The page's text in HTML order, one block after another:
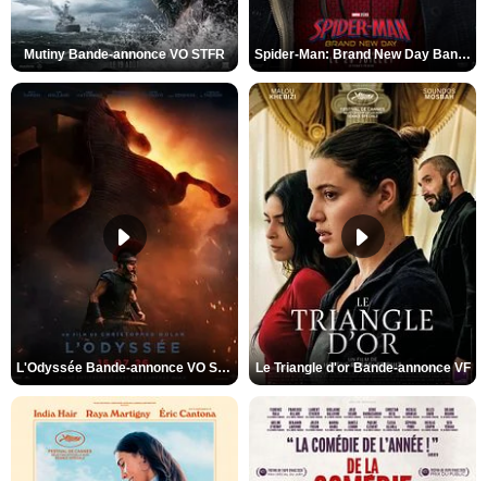
Mutiny Bande-annonce VO STFR Spider-Man: Brand New Day Bande-annonce VO STFR
L'Odyssée Bande-annonce VO STFR Le Triangle d'or Bande-annonce VF